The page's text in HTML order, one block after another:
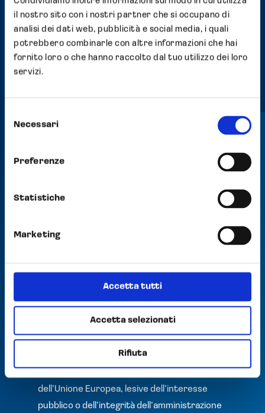
il nostro sito con i nostri partner che si occupano di
analisi dei dati web, pubblicità e social media, i quali
potrebbero combinarle con altre informazioni che hai
fornito loro o che hanno raccolto dal tuo utilizzo dei loro
servizi.
delNecessari
Preferenze
Statistiche
Marketing
Accetta tutti
Accetta selezionati
Rifiuta
Canale interno di
Whistleblowing
previsto dal d.lgs. 24/2023 che recepisce la
europeo e del Consiglio del 23 ottobre 2019
(c.d. direttiva Whistleblowing), ha attivato e
mette a disposizione dei propri lavoratori
subordinati e degli stakeholder un canale
interno (piattaforma Whistleblowing) per
presentare e comunicare la segnalazione di
dell’Unione Europea, lesive dell’interesse
pubblico o dell’integrità dell’amministrazione